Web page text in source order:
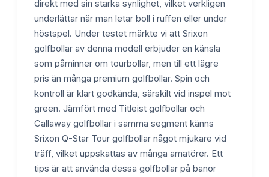
direkt med sin starka synlighet, vilket verkligen
underlättar när man letar boll i ruffen eller under
höstspel. Under testet märkte vi att Srixon
golfbollar av denna modell erbjuder en känsla
som påminner om tourbollar, men till ett lägre
pris än många premium golfbollar. Spin och
kontroll är klart godkända, särskilt vid inspel mot
green. Jämfört med Titleist golfbollar och
Callaway golfbollar i samma segment känns
Srixon Q-Star Tour golfbollar något mjukare vid
träff, vilket uppskattas av många amatörer. Ett
tips är att använda dessa golfbollar på banor